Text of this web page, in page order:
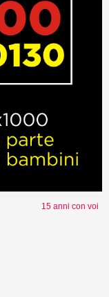
15 anni con voi